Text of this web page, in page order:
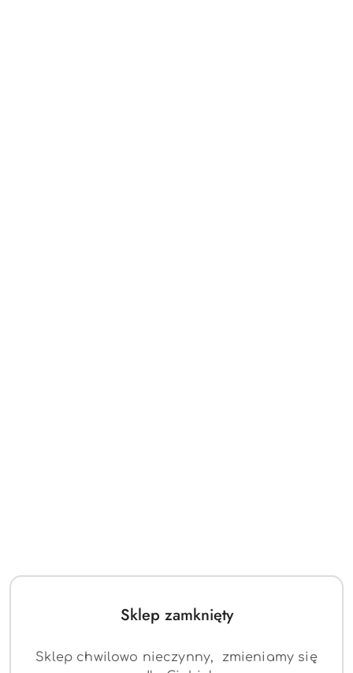
Sklep zamknięty
Sklep chwilowo nieczynny, zmieniamy się